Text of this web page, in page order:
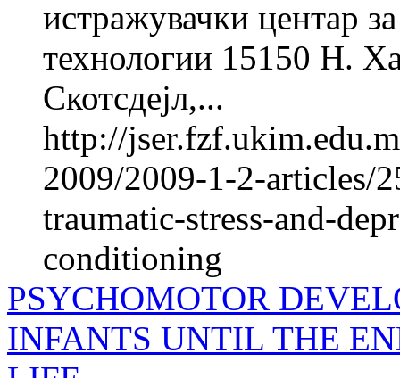
истражувачки центар
технологии 15150 Н.
Скотсдејл,...
http://
2009/2009-1-2-articles/
traumatic-stress-and-
conditioning
PSYCHOMOTOR
INFANTS UNTIL THE